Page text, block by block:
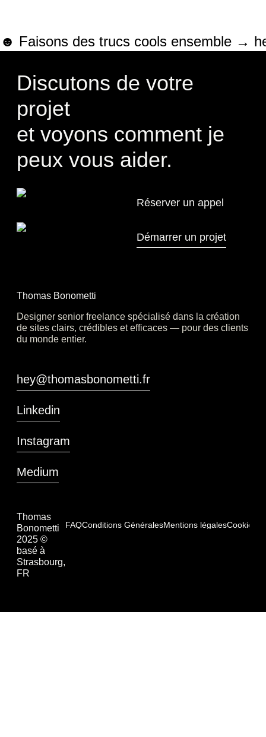
☻ Faisons des trucs cools ensemble →
Discutons de votre
projet
et voyons comment je
peux vous aider.
Thomas Bonometti
Designer senior freelance spécialisé dans la création
de sites clairs, crédibles et efficaces — pour des clients
du monde entier.
Thomas
Bonometti
2025 ©
basé à
Strasbourg,
FR